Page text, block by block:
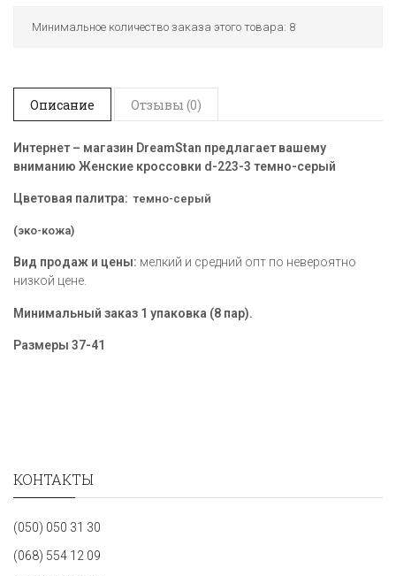
Минимальное количество заказа этого товара: 8
Описание Отзывы (0)
Интернет – магазин DreamStan предлагает вашему
вниманию Женские кроссовки d-223-3 темно-серый
Цветовая палитра: темно-серый
(эко-кожа)
Вид продаж и цены: мелкий и средний опт по невероятно
низкой цене.
Минимальный заказ 1 упаковка (8 пар).
Размеры 37-41
КОНТАКТЫ
(050) 050 31 30
(068) 554 12 09